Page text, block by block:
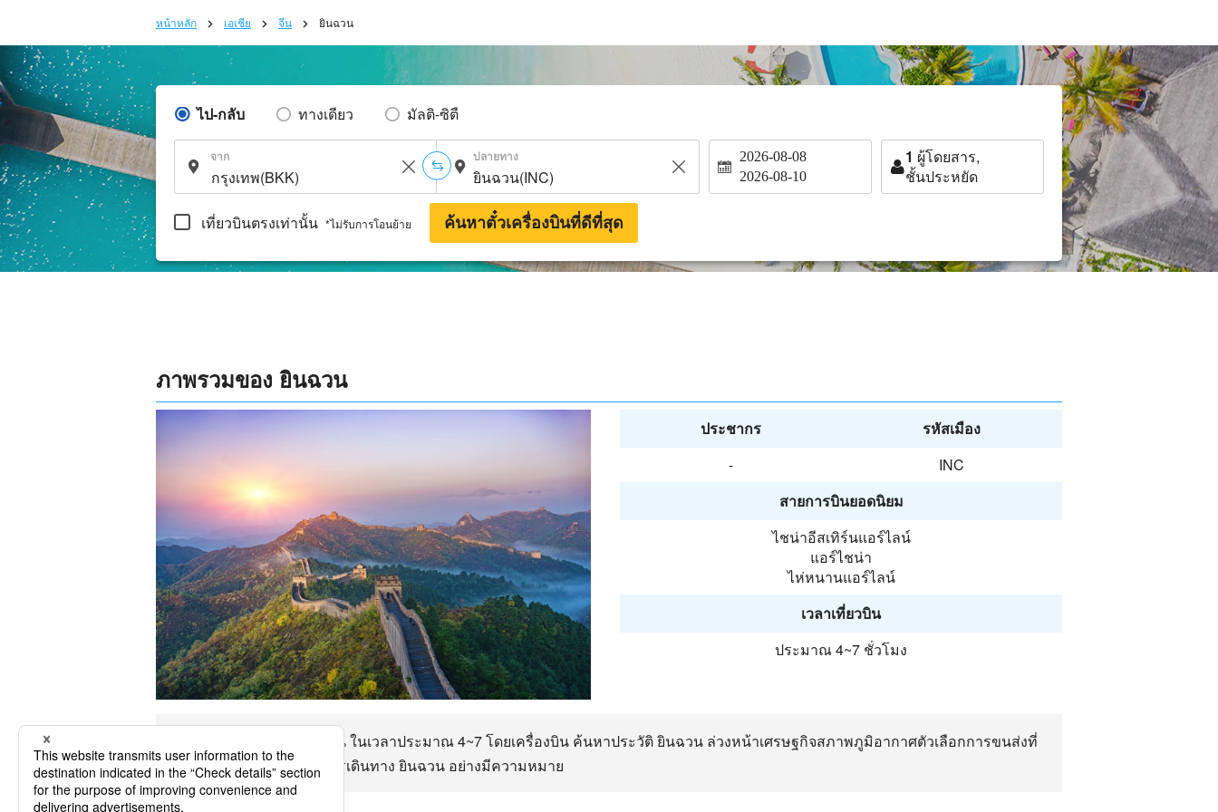
หน้าหลัก เอเชีย จีน ยินฉวน
ไป-กลับ ทางเดียว มัลติ-ซิตี้
จาก ปลายทาง 2026-08-08
2026-08-10
1 ผู้โดยสาร,
ชั้นประหยัด
เที่ยวบินตรงเท่านั้น *ไม่รับการโอนย้าย ค้นหาตั๋วเครื่องบินที่ดีที่สุด
ภาพรวมของ ยินฉวน
ประชากร
รหัสเมือง
-
INC
สายการบินยอดนิยม
ไชน่าอีสเทิร์นแอร์ไลน์
แอร์ไชน่า
ไห่หนานแอร์ไลน์
เวลาเที่ยวบิน
ประมาณ 4~7 ชั่วโมง
สามารถเข้าถึงสูงสุด ยินฉวน ในเวลาประมาณ 4~7 โดยเครื่องบิน ค้นหาประวัติ ยินฉวน ล่วงหน้าเศรษฐกิจสภาพภูมิอากาศตัวเลือกการขนส่งที่
สำคัญและเพลิดเพลินกับการเดินทาง ยินฉวน อย่างมีความหมาย